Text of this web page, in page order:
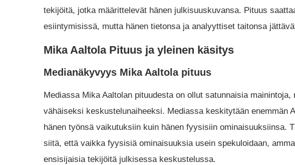
tekijöitä, jotka määrittelevät hänen julkisuuskuvansa. Pituus
esiintymisissä, mutta hänen tietonsa ja analyyttiset taitonsa
Mika Aaltola Pituus ja yleinen käsitys
Medianäkyvyys Mika Aaltola pituus
Mediassa Mika Aaltolan pituudesta on ollut satunnaisia
vähäiseksi keskustelunaiheeksi. Mediassa keskitytään enemmän
hänen työnsä vaikutuksiin kuin hänen fyysisiin ominaisuuksiinsa.
siitä, että vaikka fyysisiä ominaisuuksia usein spekuloidaan,
ensisijaisia tekijöitä julkisessa keskustelussa​.